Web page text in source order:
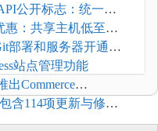
公开标志：统一支
惠：共享主机低至
扣
部署和服务器开通更
站点管理功能
出Commerce
留前台体验并扩展电
含114项更新与修